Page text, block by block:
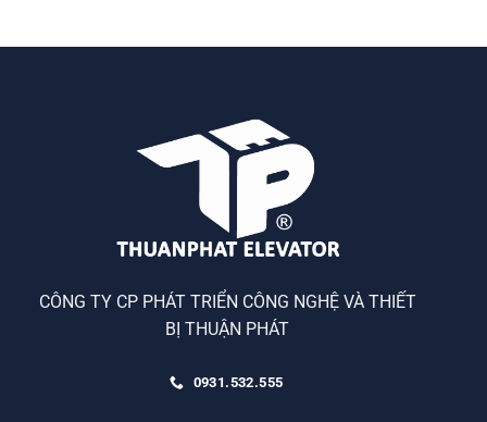
CÔNG TY CP PHÁT TRIỂN CÔNG NGHỆ VÀ THIẾT
BỊ THUẬN PHÁT
0931.532.555